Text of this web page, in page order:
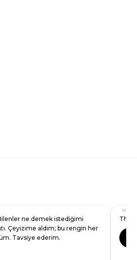
ne demek istediğimi
Çeyizime aldım; bu rengin her
Tavsiye ederim.
The